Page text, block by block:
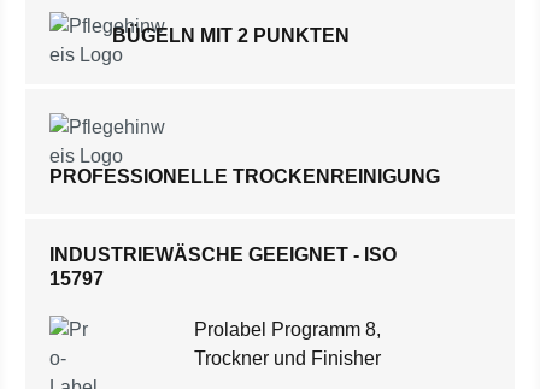
BÜGELN MIT 2 PUNKTEN
PROFESSIONELLE TROCKENREINIGUNG
INDUSTRIEWÄSCHE GEEIGNET - ISO
15797
Prolabel Programm 8,
Trockner und Finisher